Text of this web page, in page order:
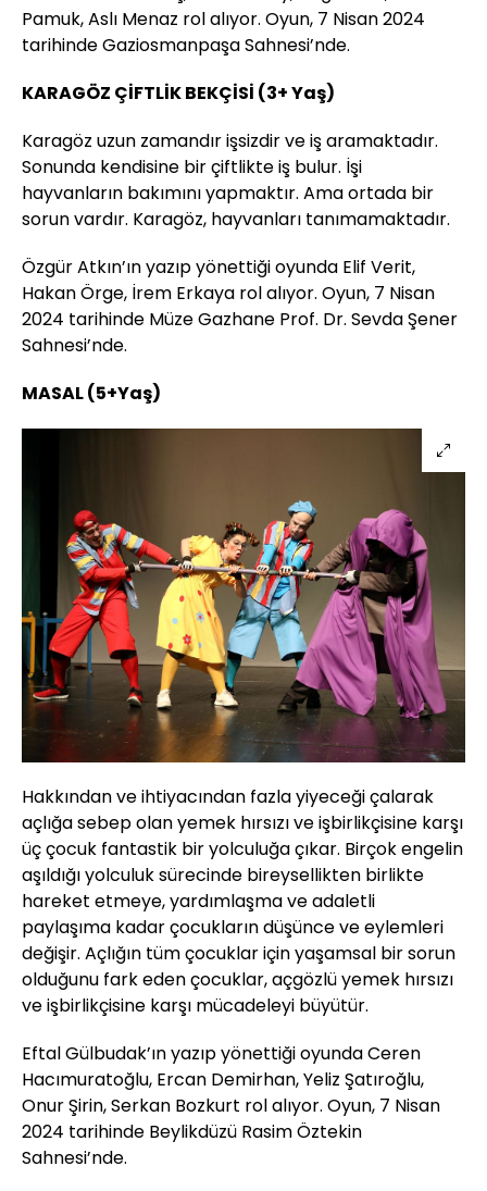
Pamuk, Aslı Menaz rol alıyor. Oyun, 7 Nisan 2024
tarihinde Gaziosmanpaşa Sahnesi’nde.
KARAGÖZ ÇİFTLİK BEKÇİSİ (3+ Yaş)
Karagöz uzun zamandır işsizdir ve iş aramaktadır.
Sonunda kendisine bir çiftlikte iş bulur. İşi
hayvanların bakımını yapmaktır. Ama ortada bir
sorun vardır. Karagöz, hayvanları tanımamaktadır.
Özgür Atkın’ın yazıp yönettiği oyunda Elif Verit,
Hakan Örge, İrem Erkaya rol alıyor. Oyun, 7 Nisan
2024 tarihinde Müze Gazhane Prof. Dr. Sevda Şener
Sahnesi’nde.
MASAL (5+Yaş)
Hakkından ve ihtiyacından fazla yiyeceği çalarak
açlığa sebep olan yemek hırsızı ve işbirlikçisine karşı
üç çocuk fantastik bir yolculuğa çıkar. Birçok engelin
aşıldığı yolculuk sürecinde bireysellikten birlikte
hareket etmeye, yardımlaşma ve adaletli
paylaşıma kadar çocukların düşünce ve eylemleri
değişir. Açlığın tüm çocuklar için yaşamsal bir sorun
olduğunu fark eden çocuklar, açgözlü yemek hırsızı
ve işbirlikçisine karşı mücadeleyi büyütür.
Eftal Gülbudak’ın yazıp yönettiği oyunda Ceren
Hacımuratoğlu, Ercan Demirhan, Yeliz Şatıroğlu,
Onur Şirin, Serkan Bozkurt rol alıyor. Oyun, 7 Nisan
2024 tarihinde Beylikdüzü Rasim Öztekin
Sahnesi’nde.